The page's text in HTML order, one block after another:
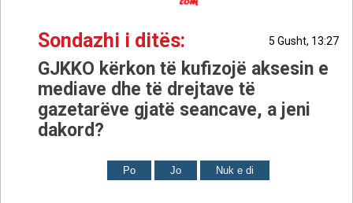
Sondazhi i ditës: 5 Gusht, 13:27
GJKKO kërkon të kufizojë aksesin e
mediave dhe të drejtave të
gazetarëve gjatë seancave, a jeni
dakord?
Po Jo Nuk e di